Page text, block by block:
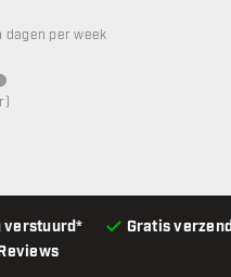
verstuurd* Gratis
niet beschikbaar
dagen per week
niet beschikbaar